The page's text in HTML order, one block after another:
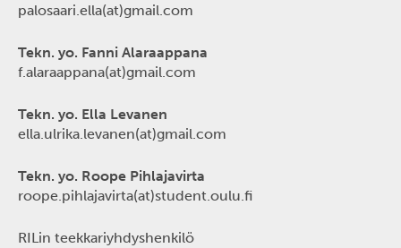
palosaari.ella(at)gmail.com
Tekn. yo. Fanni Alaraappana
f.alaraappana(at)gmail.com
Tekn. yo. Ella Levanen
ella.ulrika.levanen(at)gmail.com
Tekn. yo. Roope Pihlajavirta
roope.pihlajavirta(at)student.oulu.fi
RILin teekkariyhdyshenkilö